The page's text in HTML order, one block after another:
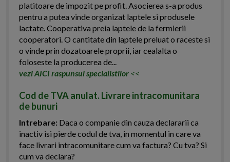
platitoare de impozit pe profit. Asocierea s-a produs
pentru a putea vinde organizat laptele si produsele
lactate. Cooperativa preia laptele de la fermierii
cooperatori. O cantitate din laptele preluat o raceste si
o vinde prin dozatoarele proprii, iar cealalta o
foloseste la producerea de...
vezi AICI raspunsul specialistilor <<
Cod de TVA anulat. Livrare intracomunitara
de bunuri
Intrebare: Daca o companie din cauza declararii ca
inactiv isi pierde codul de tva, in momentul in care va
face livrari intracomunitare cum va factura? Cu tva? Si
cum va declara?